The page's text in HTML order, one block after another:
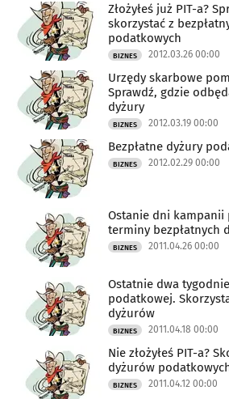
Złożyłeś już PIT-a?
skorzystać z
podatkowych
BIZNES 2012.03.26 00:00
Urzędy skarbowe
Sprawdź, gdzie
dyżury
BIZNES 2012.03.19 00:00
Bezpłatne dyżury
BIZNES 2012.02.29 00:00
Ostanie dni kampanii
terminy bezpłatnych
BIZNES 2011.04.26 00:00
Ostatnie dwa
podatkowej.
dyżurów
BIZNES 2011.04.18 00:00
Nie złożyłeś PIT-a?
dyżurów
BIZNES 2011.04.12 00:00